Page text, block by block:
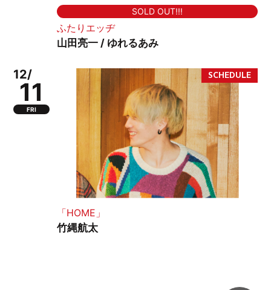
SOLD OUT!!!
ふたりエッヂ
山田亮一 / ゆれるあみ
12/
11
FRI
「HOME」
竹縄航太